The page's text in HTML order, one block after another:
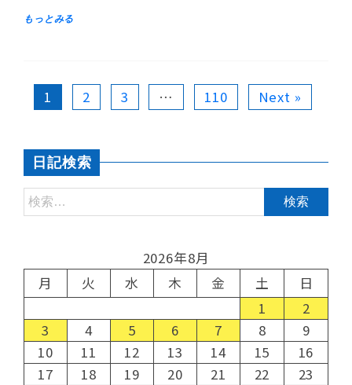
1 2 3 … 110 Next »
日記検索
2026年8月
月
火 水 木 金 土
日
1
2
3
4 5 6 7 8
9
10
11 12 13 14 15
16
17
18 19 20 21 22
23